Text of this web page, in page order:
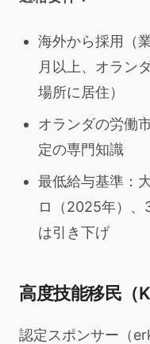
海外から採用（
月以上、オラン
場所に居住）
オランダの労働
定の専門知識
最低給与基準：
ロ（2025年）、
は引き下げ
高度技能移民（
認定スポンサー（